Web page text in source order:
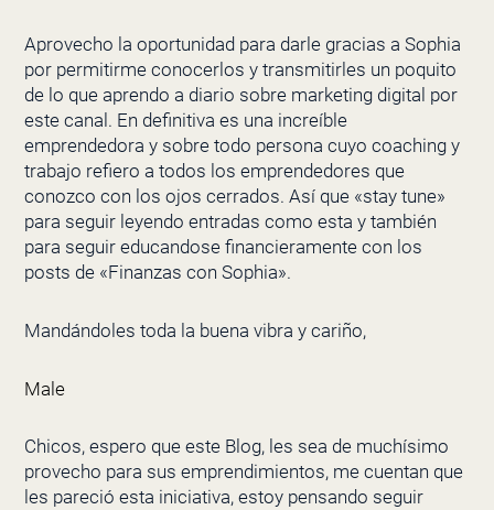
Aprovecho la oportunidad para darle gracias a Sophia
por permitirme conocerlos y transmitirles un poquito
de lo que aprendo a diario sobre marketing digital por
este canal. En definitiva es una increíble
emprendedora y sobre todo persona cuyo coaching y
trabajo refiero a todos los emprendedores que
conozco con los ojos cerrados. Así que «stay tune»
para seguir leyendo entradas como esta y también
para seguir educandose financieramente con los
posts de «Finanzas con Sophia».
Mandándoles toda la buena vibra y cariño,
Male
Chicos, espero que este Blog, les sea de muchísimo
provecho para sus emprendimientos, me cuentan que
les pareció esta iniciativa, estoy pensando seguir